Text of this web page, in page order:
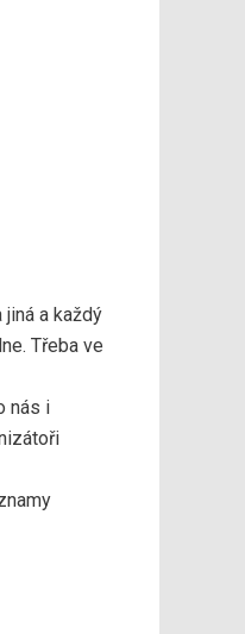
a každý
Třeba ve
nás i